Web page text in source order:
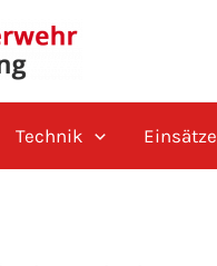
Technik Einsätze